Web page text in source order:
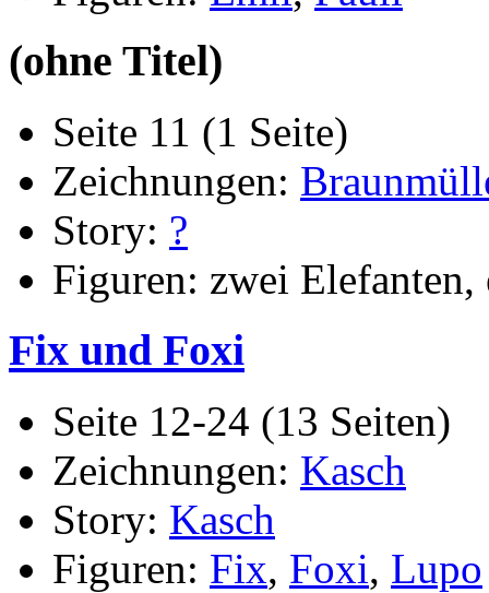
(ohne Titel)
Seite 11 (1 Seite)
Zeichnungen:
Story: ?
Figuren: zwei
Fix und Foxi
Seite 12-24 (13 Seiten)
Zeichnungen: Kasch
Story: Kasch
Figuren: Fix, Foxi, Lupo